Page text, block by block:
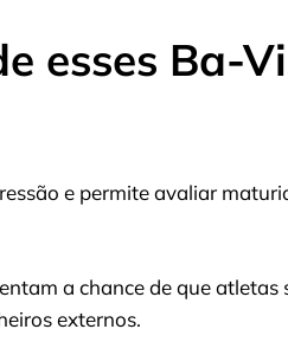
esses Ba-
e permite avaliar
a chance de que
externos.